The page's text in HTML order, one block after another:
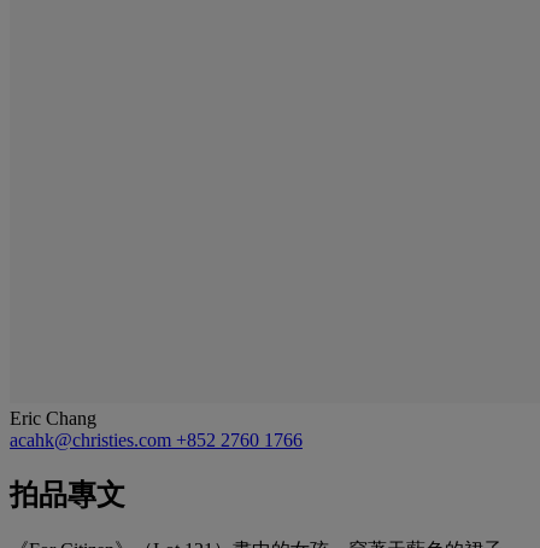
Eric Chang
acahk@christies.com +852 2760 1766
拍品專文